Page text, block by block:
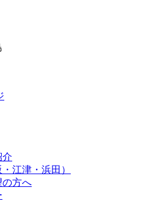
介
江津・浜田）
の方へ